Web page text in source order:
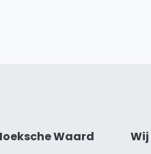
Waard